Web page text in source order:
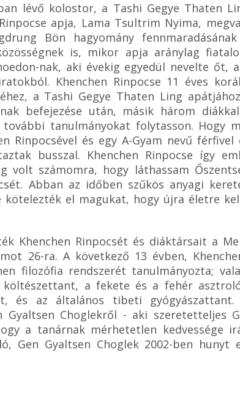
lévő kolostor, a Tashi Gegye Thaten
apja, Lama Tsultrim Nyima,
Bön hagyomány
is, mikor apja aránylag
nak, aki évekig egyedül nevelte őt,
Khenchen Rinpocse 11 éves
a Tashi Gegye Thaten Ling
befejezése után, másik három
tanulmányokat folytasson. Hogy
Rinpocsével és egy A-Gyam nevű
busszal. Khenchen Rinpocse így
volt számomra, hogy láthassam
Abban az időben szűkös anyagi
kötelezték el magukat, hogy újra életre
Khenchen Rinpocsét és diáktársait a
26-ra. A következő 13 évben,
filozófia rendszerét tanulmányozta;
a fekete és a fehér
és az általános tibeti gyógyászattant.
Gyaltsen Choglekről - aki szeretetteljes
a tanárnak mérhetetlen kedvessége
Gen Gyaltsen Choglek 2002-ben